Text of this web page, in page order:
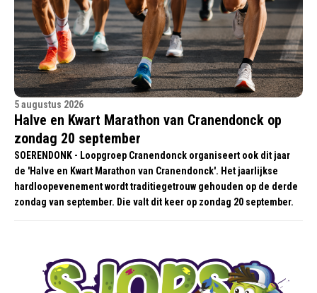
5 augustus 2026
Halve en Kwart Marathon van Cranendonck op
zondag 20 september
SOERENDONK - Loopgroep Cranendonck organiseert ook dit jaar
de 'Halve en Kwart Marathon van Cranendonck'. Het jaarlijkse
hardloopevenement wordt traditiegetrouw gehouden op de derde
zondag van september. Die valt dit keer op zondag 20 september.